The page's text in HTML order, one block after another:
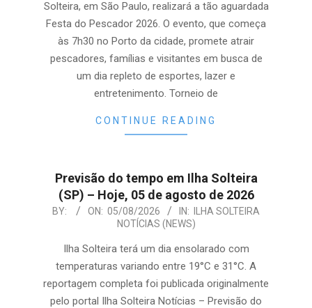
Solteira, em São Paulo, realizará a tão aguardada
Festa do Pescador 2026. O evento, que começa
às 7h30 no Porto da cidade, promete atrair
pescadores, famílias e visitantes em busca de
um dia repleto de esportes, lazer e
entretenimento. Torneio de
CONTINUE READING
Previsão do tempo em Ilha Solteira
(SP) – Hoje, 05 de agosto de 2026
2026-
BY: ON: 05/08/2026 IN:
ILHA SOLTEIRA
NOTÍCIAS (NEWS)
Ilha Solteira terá um dia ensolarado com
temperaturas variando entre 19°C e 31°C. A
reportagem completa foi publicada originalmente
pelo portal Ilha Solteira Notícias – Previsão do